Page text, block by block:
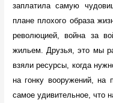
заплатила самую
плане плохого образа
революцией, война за
жильем. Друзья, это мы
взяли ресурсы, когда
на гонку вооружений, на
самое удивительное, что